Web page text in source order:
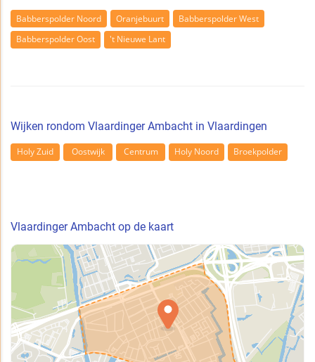
Babberspolder Noord Oranjebuurt
Babberspolder West
Babberspolder Oost
't Nieuwe Lant
Wijken rondom Vlaardinger Ambacht in Vlaardingen
Holy Zuid Oostwijk Centrum Holy Noord Broekpolder
Vlaardinger Ambacht op de kaart